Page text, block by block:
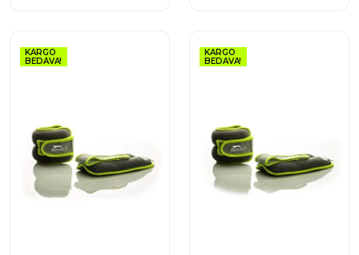
KARGO
BEDAVA!
KARGO
BEDAVA!